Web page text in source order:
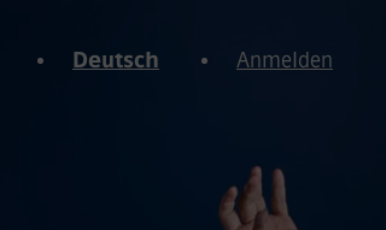
Deutsch Anmelden